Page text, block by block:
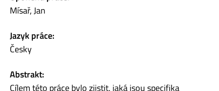
Mísař, Jan
Jazyk práce:
Česky
Abstrakt:
Cílem této práce bylo zjistit, jaká jsou specifika